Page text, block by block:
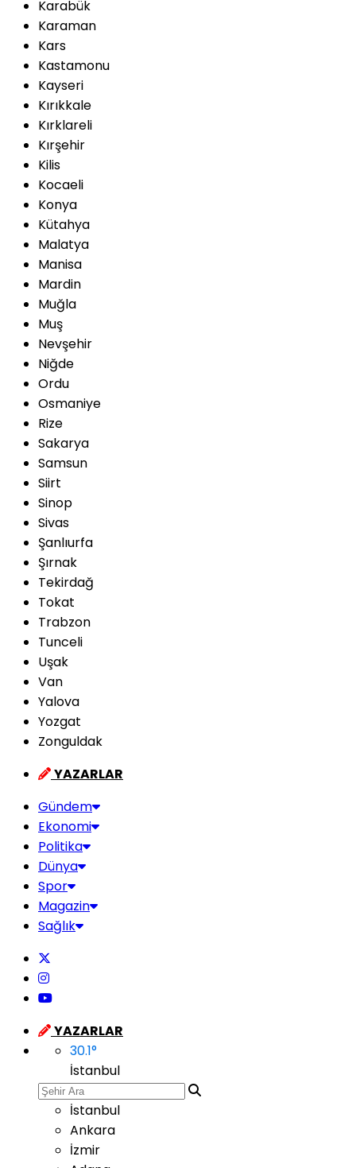
Karabük
Karaman
Kars
Kastamonu
Kayseri
Kırıkkale
Kırklareli
Kırşehir
Kilis
Kocaeli
Konya
Kütahya
Malatya
Manisa
Mardin
Muğla
Muş
Nevşehir
Niğde
Ordu
Osmaniye
Rize
Sakarya
Samsun
Siirt
Sinop
Sivas
Şanlıurfa
Şırnak
Tekirdağ
Tokat
Trabzon
Tunceli
Uşak
Van
Yalova
Yozgat
Zonguldak
YAZARLAR
Gündem
Ekonomi
Politika
Dünya
Spor
Magazin
Sağlık
YAZARLAR
30.1°
İstanbul
İstanbul
Ankara
İzmir